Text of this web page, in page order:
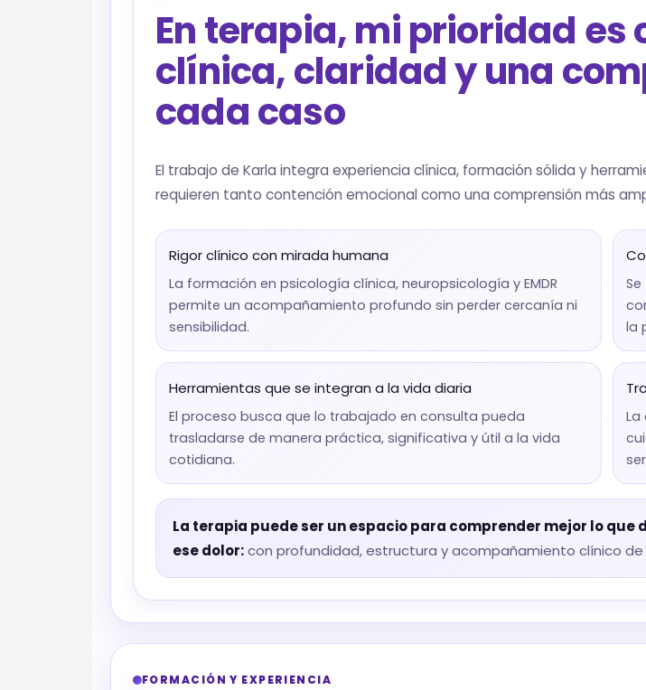
En terapia, mi prioridad
clínica, claridad y una
cada caso
El trabajo de Karla integra experiencia clínica, formación sólida y
requieren tanto contención emocional como una comprensión más
Rigor clínico con mirada humana
La formación en psicología clínica, neuropsicología y EMDR
permite un acompañamiento profundo sin perder cercanía ni
sensibilidad.
la
Herramientas que se integran a la vida diaria
El proceso busca que lo trabajado en consulta pueda
trasladarse de manera práctica, significativa y útil a la vida
cotidiana.
La terapia puede ser un espacio para comprender mejor lo
ese dolor:con profundidad, estructura y acompañamiento clínico de
FORMACIÓN Y EXPERIENCIA